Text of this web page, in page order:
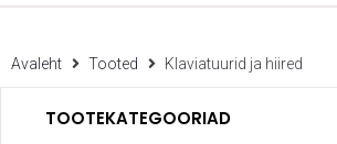
Avaleht Tooted Klaviatuurid ja hiired
TOOTEKATEGOORIAD